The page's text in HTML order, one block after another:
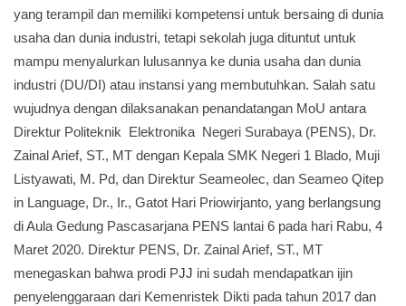
yang terampil dan memiliki kompetensi untuk bersaing di dunia
usaha dan dunia industri, tetapi sekolah juga dituntut untuk
mampu menyalurkan lulusannya ke dunia usaha dan dunia
industri (DU/DI) atau instansi yang membutuhkan. Salah satu
wujudnya dengan dilaksanakan penandatangan MoU antara
Direktur Politeknik Elektronika Negeri Surabaya (PENS), Dr.
Zainal Arief, ST., MT dengan Kepala SMK Negeri 1 Blado, Muji
Listyawati, M. Pd, dan Direktur Seameolec, dan Seameo Qitep
in Language, Dr., Ir., Gatot Hari Priowirjanto, yang berlangsung
di Aula Gedung Pascasarjana PENS lantai 6 pada hari Rabu, 4
Maret 2020. Direktur PENS, Dr. Zainal Arief, ST., MT
menegaskan bahwa prodi PJJ ini sudah mendapatkan ijin
penyelenggaraan dari Kemenristek Dikti pada tahun 2017 dan